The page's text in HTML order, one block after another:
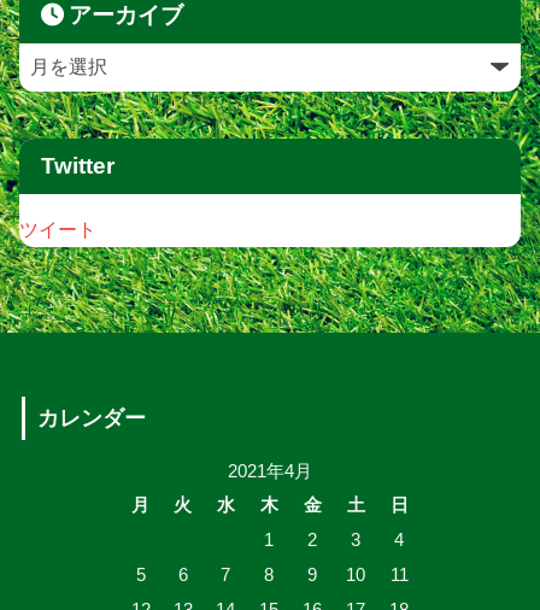
アーカイブ
Twitter
ツイート
カレンダー
2021年4月
月
火 水 木 金 土
日
1
2 3
4
5
6 7 8 9 10
11